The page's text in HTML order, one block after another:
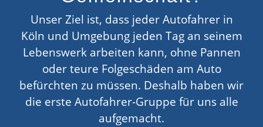
Unser Ziel ist, dass jeder Autofahrer in
Köln und Umgebung jeden Tag an seinem
Lebenswerk arbeiten kann, ohne Pannen
oder teure Folgeschäden am Auto
befürchten zu müssen. Deshalb haben wir
die erste Autofahrer-Gruppe für uns alle
aufgemacht.